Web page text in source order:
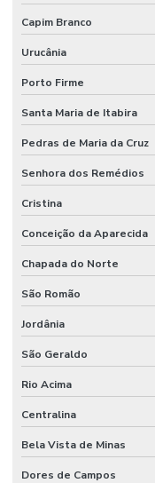
Capim Branco
Urucânia
Porto Firme
Santa Maria de Itabira
Pedras de Maria da Cruz
Senhora dos Remédios
Cristina
Conceição da Aparecida
Chapada do Norte
São Romão
Jordânia
São Geraldo
Rio Acima
Centralina
Bela Vista de Minas
Dores de Campos